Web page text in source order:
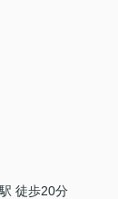
駅 徒歩20分